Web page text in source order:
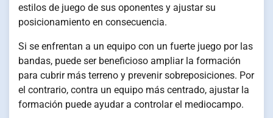
estilos de juego de sus oponentes y ajustar su
posicionamiento en consecuencia.
Si se enfrentan a un equipo con un fuerte juego por las
bandas, puede ser beneficioso ampliar la formación
para cubrir más terreno y prevenir sobreposiciones. Por
el contrario, contra un equipo más centrado, ajustar la
formación puede ayudar a controlar el mediocampo.